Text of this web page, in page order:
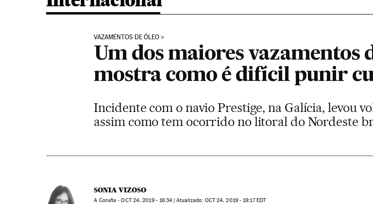
VAZAMENTOS DE ÓLEO
Um dos maiores vazamentos
mostra como é difícil punir
Incidente com o navio Prestige, na Galícia, levou
assim como tem ocorrido no litoral do Nordeste
SONIA VIZOSO
A Coruña -OCT24, 2019 - 16:34 atualizado: OCT24, 2019 - 19:17EDT